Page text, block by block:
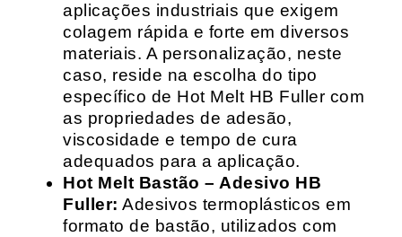
aplicações industriais que exigem
colagem rápida e forte em diversos
materiais. A personalização, neste
caso, reside na escolha do tipo
específico de Hot Melt HB Fuller com
as propriedades de adesão,
viscosidade e tempo de cura
adequados para a aplicação.
Hot Melt Bastão – Adesivo HB
Fuller: Adesivos termoplásticos em
formato de bastão, utilizados com